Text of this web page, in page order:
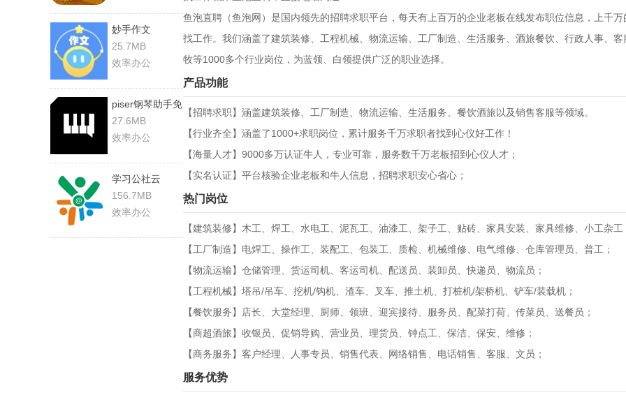
妙手作文
25.7MB
效率办公
piser钢琴助手免
费
27.6MB
效率办公
学习公社云
156.7MB
效率办公
鱼泡直聘（鱼泡网）是国内领先的招聘求职平台，每天有上百万的企业老板在线发布职位信息，上千
找工作。我们涵盖了建筑装修、工程机械、物流运输、工厂制造、生活服务、酒旅餐饮、行政人事、
牧等1000多个行业岗位，为蓝领、白领提供广泛的职业选择。
产品功能
【招聘求职】涵盖建筑装修、工厂制造、物流运输、生活服务、餐饮酒旅以及销售客服等领域。
【行业齐全】涵盖了1000+求职岗位，累计服务千万求职者找到心仪好工作！
【海量人才】9000多万认证牛人，专业可靠，服务数千万老板招到心仪人才；
【实名认证】平台核验企业老板和牛人信息，招聘求职安心省心；
热门岗位
【建筑装修】木工、焊工、水电工、泥瓦工、油漆工、架子工、贴砖、家具安装、家具维修、小工杂工
【工厂制造】电焊工、操作工、装配工、包装工、质检、机械维修、电气维修、仓库管理员、普工；
【物流运输】仓储管理、货运司机、客运司机、配送员、装卸员、快递员、物流员；
【工程机械】塔吊/吊车、挖机/钩机、渣车、叉车、推土机、打桩机/架桥机、铲车/装载机；
【餐饮服务】店长、大堂经理、厨师、领班、迎宾接待、服务员、配菜打荷、传菜员、送餐员；
【商超酒旅】收银员、促销导购、营业员、理货员、钟点工、保洁、保安、维修；
【商务服务】客户经理、人事专员、销售代表、网络销售、电话销售、客服、文员；
服务优势